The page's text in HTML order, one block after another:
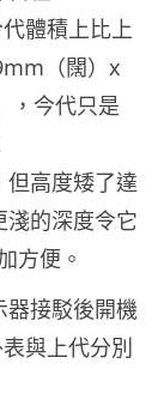
體積上比上
（闊）x
，今代只是
高度矮了達
的深度令它
方便。
接駁後開機
與上代分別